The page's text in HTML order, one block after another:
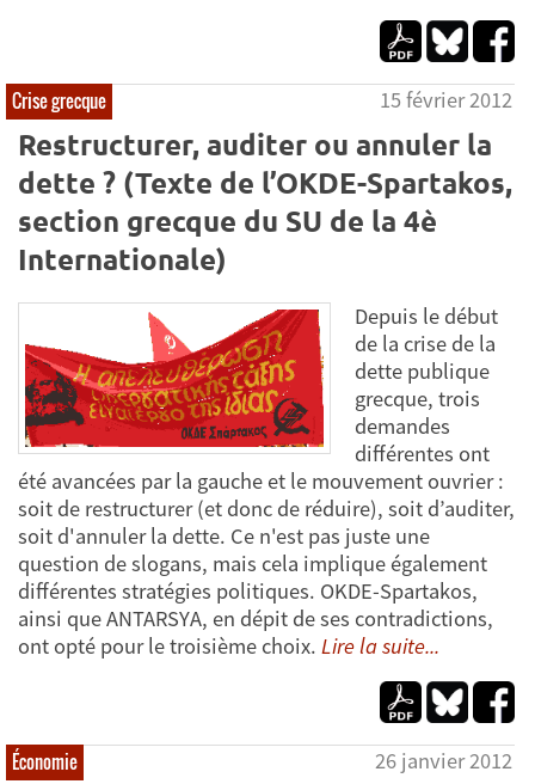
Crise grecque 15 février 2012
Restructurer, auditer ou annuler la
dette ? (Texte de l’OKDE-Spartakos,
section grecque du SU de la 4è
Internationale)
Depuis le début
de la crise de la
dette publique
grecque, trois
demandes
différentes ont
été avancées par la gauche et le mouvement ouvrier :
soit de restructurer (et donc de réduire), soit d’auditer,
soit d'annuler la dette. Ce n'est pas juste une
question de slogans, mais cela implique également
différentes stratégies politiques. OKDE-Spartakos,
ainsi que ANTARSYA, en dépit de ses contradictions,
ont opté pour le troisième choix. Lire la suite...
Économie 26 janvier 2012